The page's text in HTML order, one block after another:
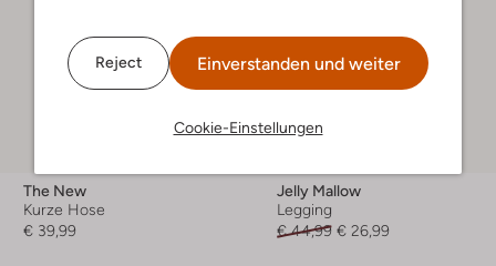
Reject Einverstanden und weiter
Cookie-Einstellungen
The New
Kurze Hose
€ 39,99
Jelly Mallow
Legging
€ 44,99 € 26,99